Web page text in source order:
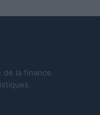
la finance.